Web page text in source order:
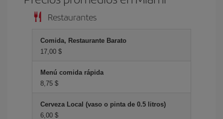
Restaurantes
Comida, Restaurante Barato
17,00 $
Menú comida rápida
8,75 $
Cerveza Local (vaso o pinta de 0.5 litros)
6,00 $